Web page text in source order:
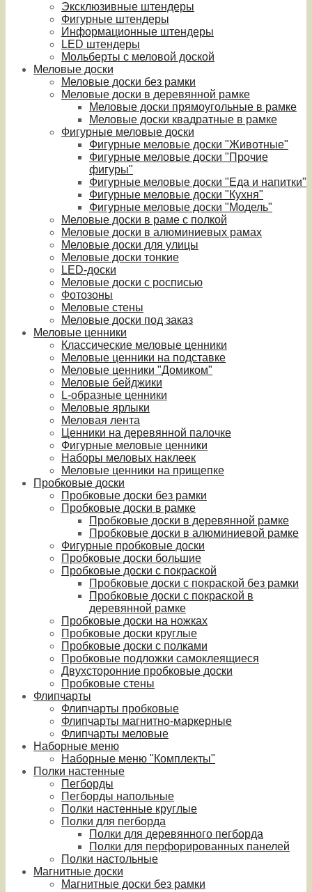
Эксклюзивные штендеры
Фигурные штендеры
Информационные штендеры
LED штендеры
Мольберты с меловой доской
Меловые доски
Меловые доски без рамки
Меловые доски в деревянной рамке
Меловые доски прямоугольные в рамке
Меловые доски квадратные в рамке
Фигурные меловые доски
Фигурные меловые доски "Животные"
Фигурные меловые доски "Прочие
фигуры"
Фигурные меловые доски "Еда и напитки"
Фигурные меловые доски "Кухня"
Фигурные меловые доски "Модель"
Меловые доски в раме с полкой
Меловые доски в алюминиевых рамах
Меловые доски для улицы
Меловые доски тонкие
LED-доски
Меловые доски с росписью
Фотозоны
Меловые стены
Меловые доски под заказ
Меловые ценники
Классические меловые ценники
Меловые ценники на подставке
Меловые ценники "Домиком"
Меловые бейджики
L-образные ценники
Меловые ярлыки
Меловая лента
Ценники на деревянной палочке
Фигурные меловые ценники
Наборы меловых наклеек
Меловые ценники на прищепке
Пробковые доски
Пробковые доски без рамки
Пробковые доски в рамке
Пробковые доски в деревянной рамке
Пробковые доски в алюминиевой рамке
Фигурные пробковые доски
Пробковые доски большие
Пробковые доски с покраской
Пробковые доски с покраской без рамки
Пробковые доски с покраской в
деревянной рамке
Пробковые доски на ножках
Пробковые доски круглые
Пробковые доски с полками
Пробковые подложки самоклеящиеся
Двухсторонние пробковые доски
Пробковые стены
Флипчарты
Флипчарты пробковые
Флипчарты магнитно-маркерные
Флипчарты меловые
Наборные меню
Наборные меню "Комплекты"
Полки настенные
Пегборды
Пегборды напольные
Полки настенные круглые
Полки для пегборда
Полки для деревянного пегборда
Полки для перфорированных панелей
Полки настольные
Магнитные доски
Магнитные доски без рамки